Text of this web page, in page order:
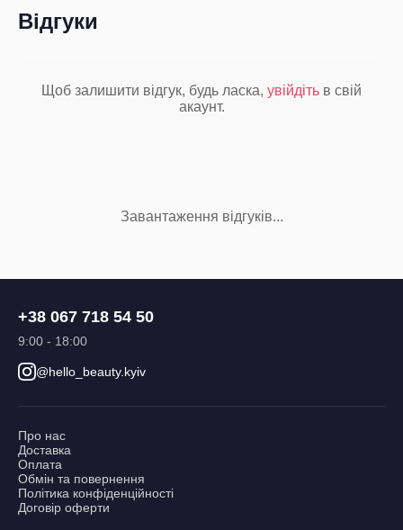
Відгуки
Щоб залишити відгук, будь ласка, увійдіть в свій
акаунт.
Завантаження відгуків...
+38 067 718 54 50
9:00 - 18:00
@hello_beauty.kyiv
Про нас
Доставка
Оплата
Обмін та повернення
Політика конфіденційності
Договір оферти